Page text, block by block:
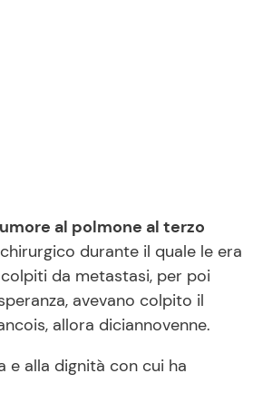
al polmone al terzo
durante il quale le era
da metastasi, per poi
avevano colpito il
allora diciannovenne.
e alla dignità con cui ha